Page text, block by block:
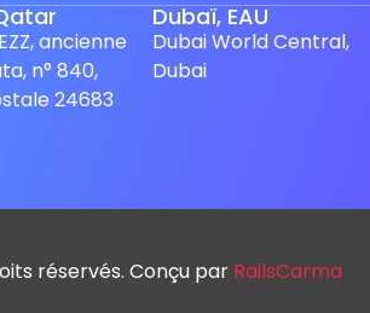
ancienne
n° 840,
24683
Dubaï, EAU
Dubai World Central,
Dubai
réservés. Conçu par RailsCarma